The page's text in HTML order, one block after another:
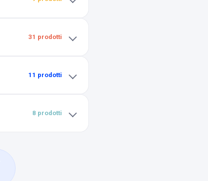
31 prodotti
11 prodotti
8 prodotti